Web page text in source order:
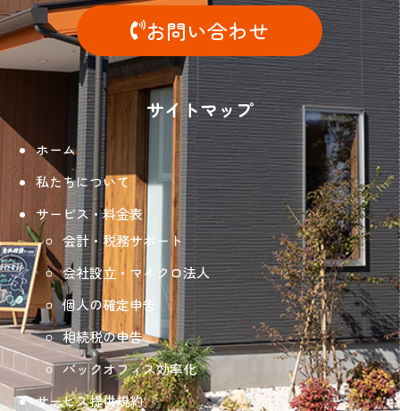
お問い合わせ
サイトマップ
ホーム
私たちについて
サービス・料金表
会計・税務サポート
会社設立・マイクロ法人
個人の確定申告
相続税の申告
バックオフィス効率化
サービス提供規約